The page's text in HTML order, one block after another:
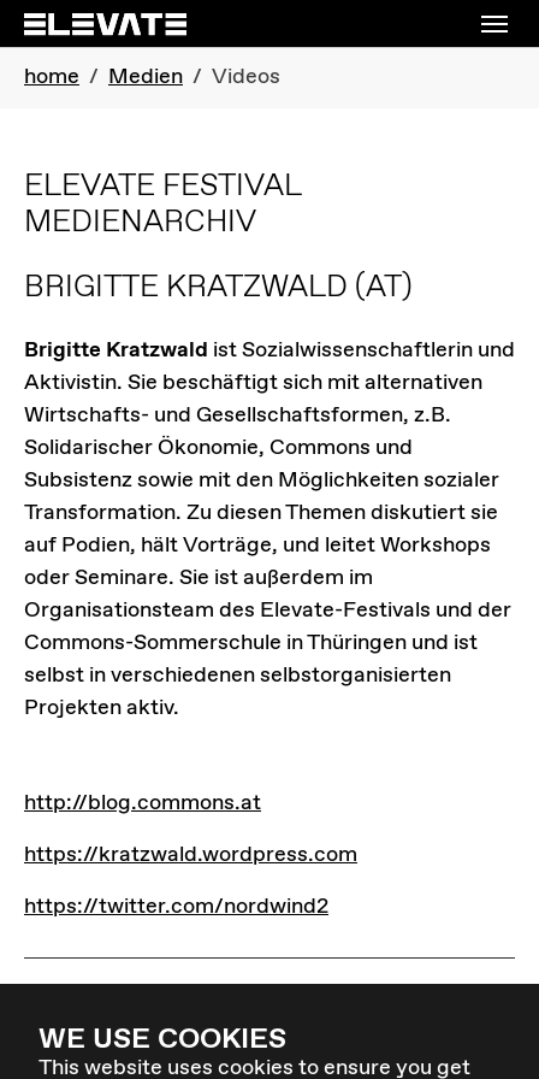
WE USE COOKIES
This website uses cookies to ensure you get
Skip to main navigation
Skip to main content
Skip to page footer
You are here:
home Medien Videos
ELEVATE FESTIVAL
MEDIENARCHIV
BRIGITTE KRATZWALD (AT)
Brigitte Kratzwald ist Sozialwissenschaftlerin und
Aktivistin. Sie beschäftigt sich mit alternativen
Wirtschafts- und Gesellschaftsformen, z.B.
Solidarischer Ökonomie, Commons und
Subsistenz sowie mit den Möglichkeiten sozialer
Transformation. Zu diesen Themen diskutiert sie
auf Podien, hält Vorträge, und leitet Workshops
oder Seminare. Sie ist außerdem im
Organisationsteam des Elevate-Festivals und der
Commons-Sommerschule in Thüringen und ist
selbst in verschiedenen selbstorganisierten
Projekten aktiv.
LINKS
http://blog.commons.at
http://blog.commons.at
https://kratzwald.wordpress.com
https://kratzwald.wordpress.com
https://twitter.com/nordwind2
https://twitter.com/nordwind2